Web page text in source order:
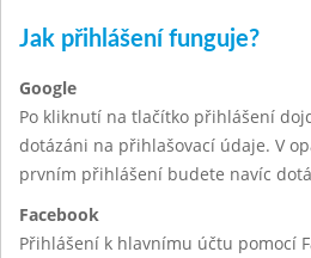
Jak přihlášení funguje?
Google
Po kliknutí na tlačítko přihlášení
dotázáni na přihlašovací údaje. V
prvním přihlášení budete navíc
Facebook
Přihlášení k hlavnímu účtu pomocí